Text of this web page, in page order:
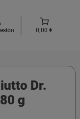
0,00 €
Dr.
g